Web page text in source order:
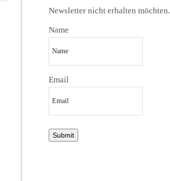
Newsletter nicht erhalten möchten.
Name
Email